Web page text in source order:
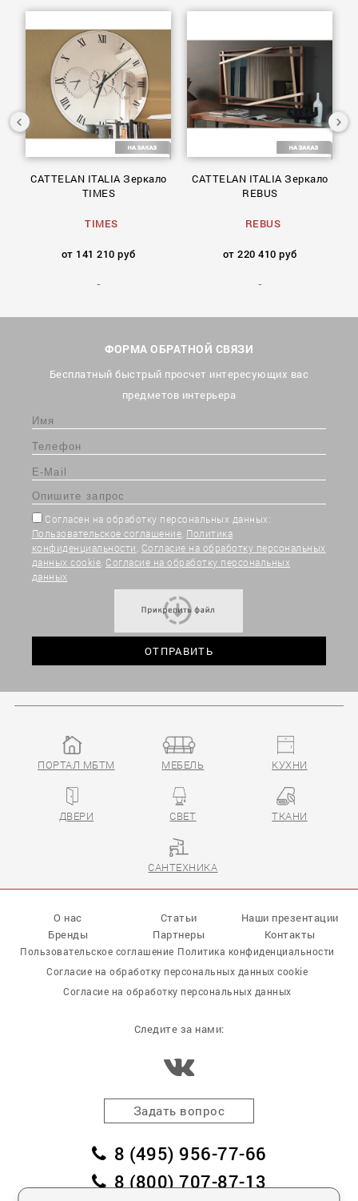
CATTELAN ITALIA Зеркало
TIMES
TIMES
от 141 210 руб
CATTELAN ITALIA Зеркало
REBUS
REBUS
от 220 410 руб
ФОРМА ОБРАТНОЙ СВЯЗИ
Бесплатный быстрый просчет интересующих вас
предметов интерьера
Согласен на обработку персональных данных:
Пользовательское соглашение Политика
конфиденциальности Согласие на обработку персональных
данных cookie Согласие на обработку персональных
данных
ПОРТАЛ МБТМ МЕБЕЛЬ КУХНИ
ДВЕРИ СВЕТ ТКАНИ
САНТЕХНИКА
О нас Статьи
Наши презентации
Бренды
Партнеры Контакты
Пользовательское соглашение Политика конфиденциальности
Согласие на обработку персональных данных cookie
Согласие на обработку персональных данных
Следите за нами:
Задать вопрос
8 (495) 956-77-66
8 (800) 707-87-13